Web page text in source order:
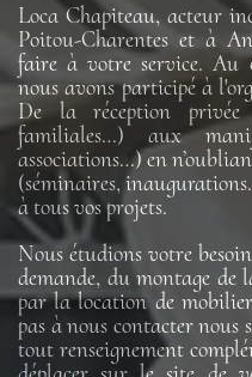
Loca Chapiteau, acteur
Poitou-Charentes et à
faire à votre service. Au
nous avons participé à
De la réception privée
familiales…) aux
associations…) en
(séminaires,
à tous vos projets.
Nous étudions votre
demande, du montage de
par la location de
pas à nous contacter nous
tout renseignement